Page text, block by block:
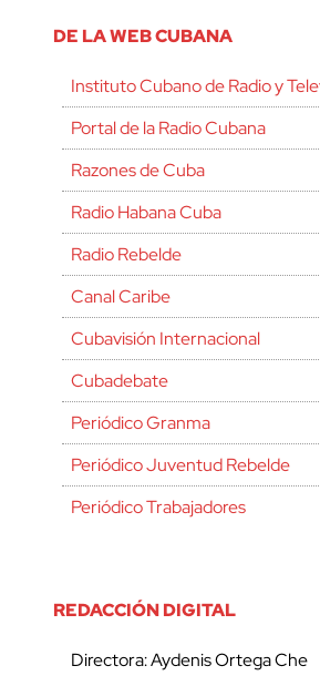
DE LA WEB CUBANA
Instituto Cubano de Radio y
Portal de la Radio Cubana
Razones de Cuba
Radio Habana Cuba
Radio Rebelde
Canal Caribe
Cubavisión Internacional
Cubadebate
Periódico Granma
Periódico Juventud Rebelde
Periódico Trabajadores
REDACCIÓN DIGITAL
Directora: Aydenis Ortega Che